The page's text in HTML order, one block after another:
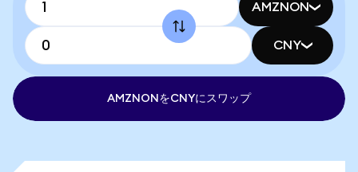
AMZNON
CNY
AMZNONをCNYにスワップ